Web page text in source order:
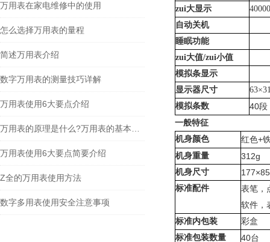
万用表在家电维修中的使用
怎么选择万用表的量程
简述万用表介绍
数字万用表的测量技巧详解
万用表使用6大要点介绍
万用表使用6大要点简要介绍
Z全的万用表使用方法
数字多用表使用安全注意事项
zui大显示
40000
自动关机
睡眠功能
zui大值/zui小值
模拟条显示
显示器尺寸
模拟条数
40段
一般特征
机身颜色
红色+
机身重量
312g
机身尺寸
标准配件
表笔，
软件，
标准内包装
彩盒
标准包装数量
40台